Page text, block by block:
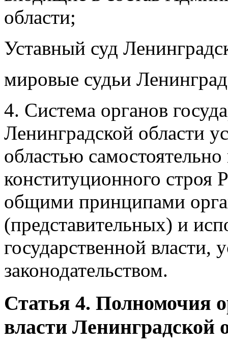
области;
Уставный суд
мировые судьи
4. Система органов
Ленинградской области
областью
конституционного строя
общими принципами
(представительных) и
государственной
законодательством.
Статья 4. Полномочия
власти Ленинградской